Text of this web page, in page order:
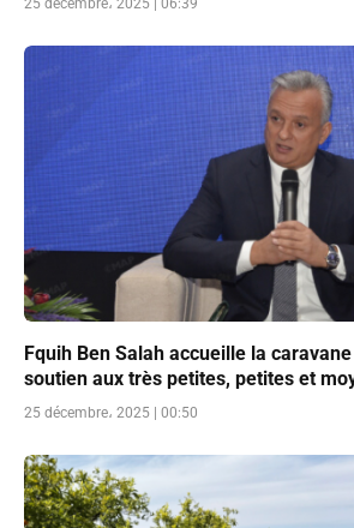
25 décembre، 2025 | 06:39
Fquih Ben Salah accueille la
soutien aux très petites, petites et
25 décembre، 2025 | 00:50